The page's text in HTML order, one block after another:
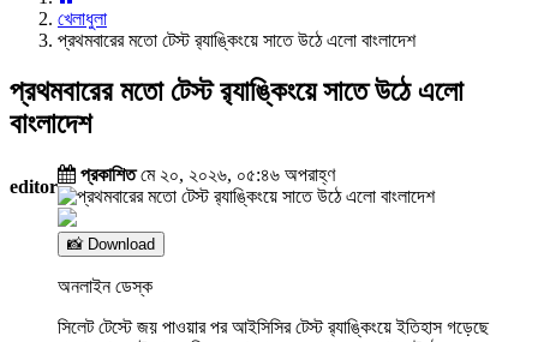
খেলাধুলা
প্রথমবারের মতো টেস্ট র‌্যাঙ্কিংয়ে সাতে উঠে এলো বাংলাদেশ
প্রথমবারের মতো টেস্ট র‌্যাঙ্কিংয়ে সাতে উঠে এলো
বাংলাদেশ
editor
প্রকাশিতমে ২০, ২০২৬, ০৫:৪৬ অপরাহ্ণ
📸 Download
অনলাইন ডেস্ক
সিলেট টেস্টে জয় পাওয়ার পর আইসিসির টেস্ট র‍্যাঙ্কিংয়ে ইতিহাস গড়েছে